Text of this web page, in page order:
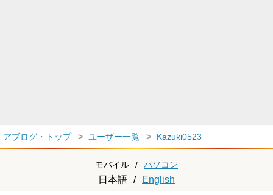
アブログ・トップ ユーザー一覧 Kazuki0523
モバイル / パソコン
日本語 / English